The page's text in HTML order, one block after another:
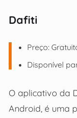
Dafiti
Preço:
Disponível
O aplicativo da
Android, é uma